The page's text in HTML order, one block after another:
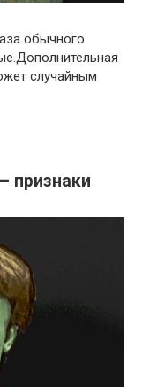
обычного
случайным
признаки